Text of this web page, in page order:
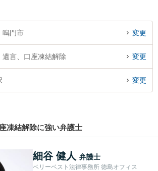
鳴門市 変更
遺言、口座凍結解除 変更
変更
凍結解除に強い弁護士
細谷 健人 弁護士
ベリーベスト法律事務所 徳島オフィス